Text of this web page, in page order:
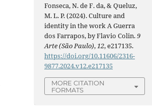
Fonseca, N. de F. da, & Queluz,
M. L. P. (2024). Culture and
identity in the work A Guerra
dos Farrapos, by Flavio Colin.9
Arte (São Paulo), 12, e217135.
https://doi.org/10.11606/2316-
9877.2024.v12.e217135
MORE CITATION
FORMATS